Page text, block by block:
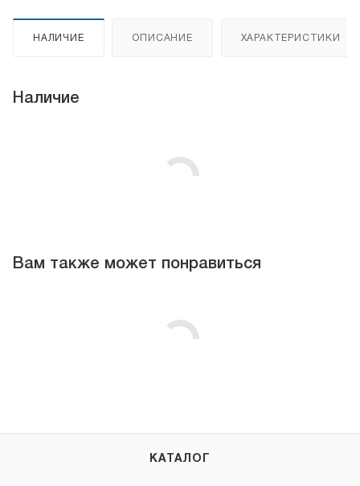
НАЛИЧИЕ ОПИСАНИЕ ХАРАКТЕРИСТИКИ
Наличие
Вам также может понравиться
КАТАЛОГ